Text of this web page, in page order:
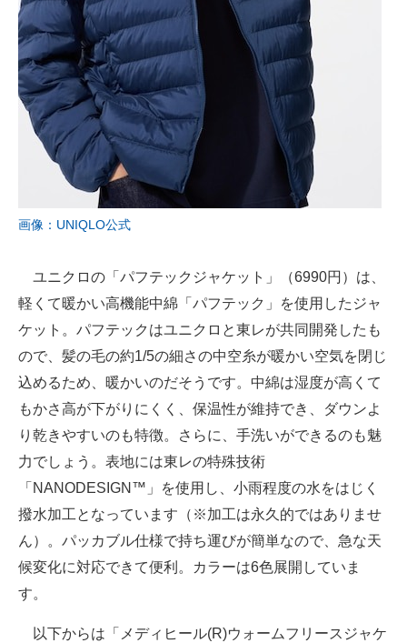
画像：UNIQLO公式
ユニクロの「パフテックジャケット」（6990円）は、
軽くて暖かい高機能中綿「パフテック」を使用したジャ
ケット。パフテックはユニクロと東レが共同開発したも
ので、髪の毛の約1/5の細さの中空糸が暖かい空気を閉じ
込めるため、暖かいのだそうです。中綿は湿度が高くて
もかさ高が下がりにくく、保温性が維持でき、ダウンよ
り乾きやすいのも特徴。さらに、手洗いができるのも魅
力でしょう。表地には東レの特殊技術
「NANODESIGN™」を使用し、小雨程度の水をはじく
撥水加工となっています（※加工は永久的ではありませ
ん）。パッカブル仕様で持ち運びが簡単なので、急な天
候変化に対応できて便利。カラーは6色展開していま
す。
以下からは「メディヒール(R)ウォームフリースジャケ